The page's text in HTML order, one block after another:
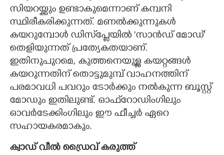
സിയറയ്ക്കും ഉണ്ടാകുമെന്നാണ് കമ്പനി
സ്ഥിരീകരിക്കുന്നത്. മണൽക്കുന്നുകൾ
കയറുമ്പോൾ ഡിസ്‌പ്ലേയിൽ 'സാൻഡ് മോഡ്'
തെളിയുന്നത് പ്രത്യേകതയാണ്.
ഇതിനുപുറമെ, കുത്തനെയുള്ള കയറ്റങ്ങൾ
കയറുന്നതിന് തൊട്ടുമുമ്പ് വാഹനത്തിന്
പരമാവധി പവറും ടോർക്കും നൽകുന്ന ബൂസ്റ്റ്
മോഡും ഇതിലുണ്ട്. ഓഫ്‌റോഡിംഗിലും
ഓവർടേക്കിംഗിലും ഈ ഫീച്ചർ ഏറെ
സഹായകരമാകും.
ക്വാഡ് വീൽ ഡ്രൈവ് കരുത്ത്